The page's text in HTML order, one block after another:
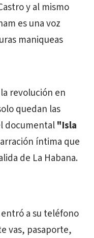
y al mismo
es una voz
maniqueas
revolución en
quedan las
documental"Isla
íntima que
de La Habana.
a su teléfono
vas, pasaporte,